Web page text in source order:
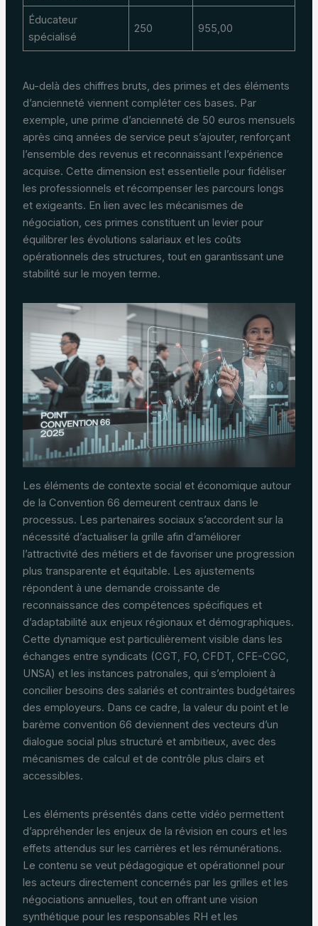
Éducateur
spécialisé
250 955,00
Au-delà des chiffres bruts, des primes et des éléments
d’ancienneté viennent compléter ces bases. Par
exemple, une prime d’ancienneté de 50 euros mensuels
après cinq années de service peut s’ajouter, renforçant
l’ensemble des revenus et reconnaissant l’expérience
acquise. Cette dimension est essentielle pour fidéliser
les professionnels et récompenser les parcours longs
et exigeants. En lien avec les mécanismes de
négociation, ces primes constituent un levier pour
équilibrer les évolutions salariaux et les coûts
opérationnels des structures, tout en garantissant une
stabilité sur le moyen terme.
Les éléments de contexte social et économique autour
de la Convention 66 demeurent centraux dans le
processus. Les partenaires sociaux s’accordent sur la
nécessité d’actualiser la grille afin d’améliorer
l’attractivité des métiers et de favoriser une progression
plus transparente et équitable. Les ajustements
répondent à une demande croissante de
reconnaissance des compétences spécifiques et
d’adaptabilité aux enjeux régionaux et démographiques.
Cette dynamique est particulièrement visible dans les
échanges entre syndicats (CGT, FO, CFDT, CFE-CGC,
UNSA) et les instances patronales, qui s’emploient à
concilier besoins des salariés et contraintes budgétaires
des employeurs. Dans ce cadre, la valeur du point et le
barème convention 66 deviennent des vecteurs d’un
dialogue social plus structuré et ambitieux, avec des
mécanismes de calcul et de contrôle plus clairs et
accessibles.
Les éléments présentés dans cette vidéo permettent
d’appréhender les enjeux de la révision en cours et les
effets attendus sur les carrières et les rémunérations.
Le contenu se veut pédagogique et opérationnel pour
les acteurs directement concernés par les grilles et les
négociations annuelles, tout en offrant une vision
synthétique pour les responsables RH et les